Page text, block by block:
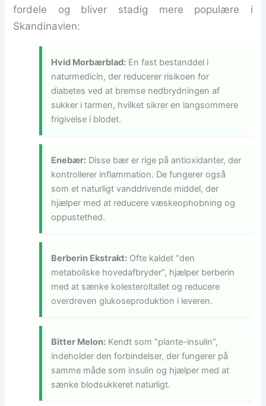
fordele og bliver stadig mere populære i
Skandinavien:
Hvid Morbærblad: En fast bestanddel i
naturmedicin, der reducerer risikoen for
diabetes ved at bremse nedbrydningen af
sukker i tarmen, hvilket sikrer en langsommere
frigivelse i blodet.
Enebær: Disse bær er rige på antioxidanter, der
kontrollerer inflammation. De fungerer også
som et naturligt vanddrivende middel, der
hjælper med at reducere væskeophobning og
oppustethed.
Berberin Ekstrakt: Ofte kaldet “den
metaboliske hovedafbryder”, hjælper berberin
med at sænke kolesteroltallet og reducere
overdreven glukoseproduktion i leveren.
Bitter Melon: Kendt som “plante-insulin”,
indeholder den forbindelser, der fungerer på
samme måde som insulin og hjælper med at
sænke blodsukkeret naturligt.